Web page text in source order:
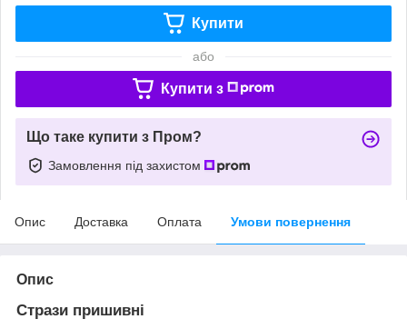
Купити
або
Купити з
Що таке купити з Пром?
Замовлення під захистом
Опис Доставка Оплата Умови повернення
Опис
Стрази пришивні